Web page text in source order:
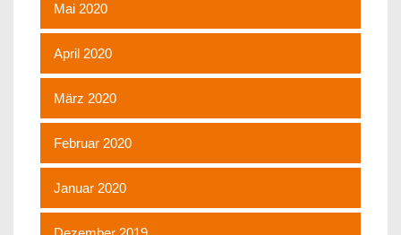
Mai 2020
April 2020
März 2020
Februar 2020
Januar 2020